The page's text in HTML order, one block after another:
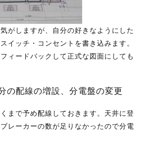
がしますが、自分の好きなようにした
イッチ・コンセントを書き込みます。
ィードバックして正式な図面にしても
の配線の増設、分電盤の変更
まで予め配線しておきます。天井に登
レーカーの数が足りなかったので分電